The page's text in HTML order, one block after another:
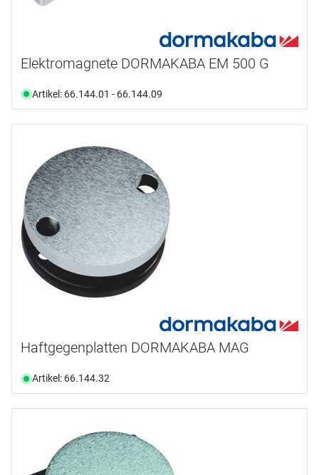
Elektromagnete DORMAKABA EM 500 G
Artikel: 66.144.01 - 66.144.09
Haftgegenplatten DORMAKABA MAG
Artikel: 66.144.32